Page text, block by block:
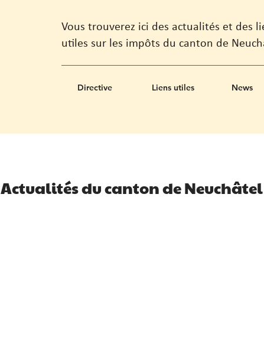
Vous trouverez ici des actualités et des
utiles sur les impôts du canton de
Directive Liens utiles News
Actualités du canton de Neuchâtel